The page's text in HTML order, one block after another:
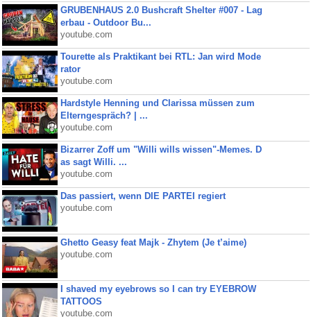
GRUBENHAUS 2.0 Bushcraft Shelter #007 - Lag
erbau - Outdoor Bu...
youtube.com
Tourette als Praktikant bei RTL: Jan wird Mode
rator
youtube.com
Hardstyle Henning und Clarissa müssen zum
Elterngespräch? | ...
youtube.com
Bizarrer Zoff um "Willi wills wissen"-Memes. D
as sagt Willi. ...
youtube.com
Das passiert, wenn DIE PARTEI regiert
youtube.com
Ghetto Geasy feat Majk - Zhytem (Je t’aime)
youtube.com
I shaved my eyebrows so I can try EYEBROW
TATTOOS
youtube.com